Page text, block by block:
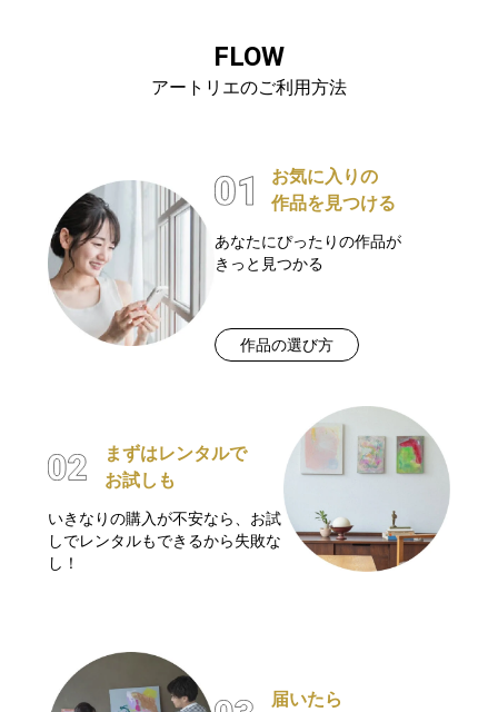
FLOW
アートリエのご利用方法
お気に入りの
作品を見つける
あなたにぴったりの作品が
きっと見つかる
作品の選び方
まずはレンタルで
お試しも
いきなりの購入が不安なら、お試
しでレンタルもできるから失敗な
し！
届いたら